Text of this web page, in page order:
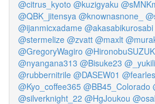
@citrus_kyoto @kuzigyaku
@QBK_jitensya @knownasnone_
@ijanmicxadame @akasabikurosabi
@stermelize @zvatt @maxlt
@GregoryWagiro
@nyangana313 @Bisuke23
@rubbernitrile @DASEW01
@Kyo_coffee365 @BB45_Colorado
@silverknight_22 @HgJoukou